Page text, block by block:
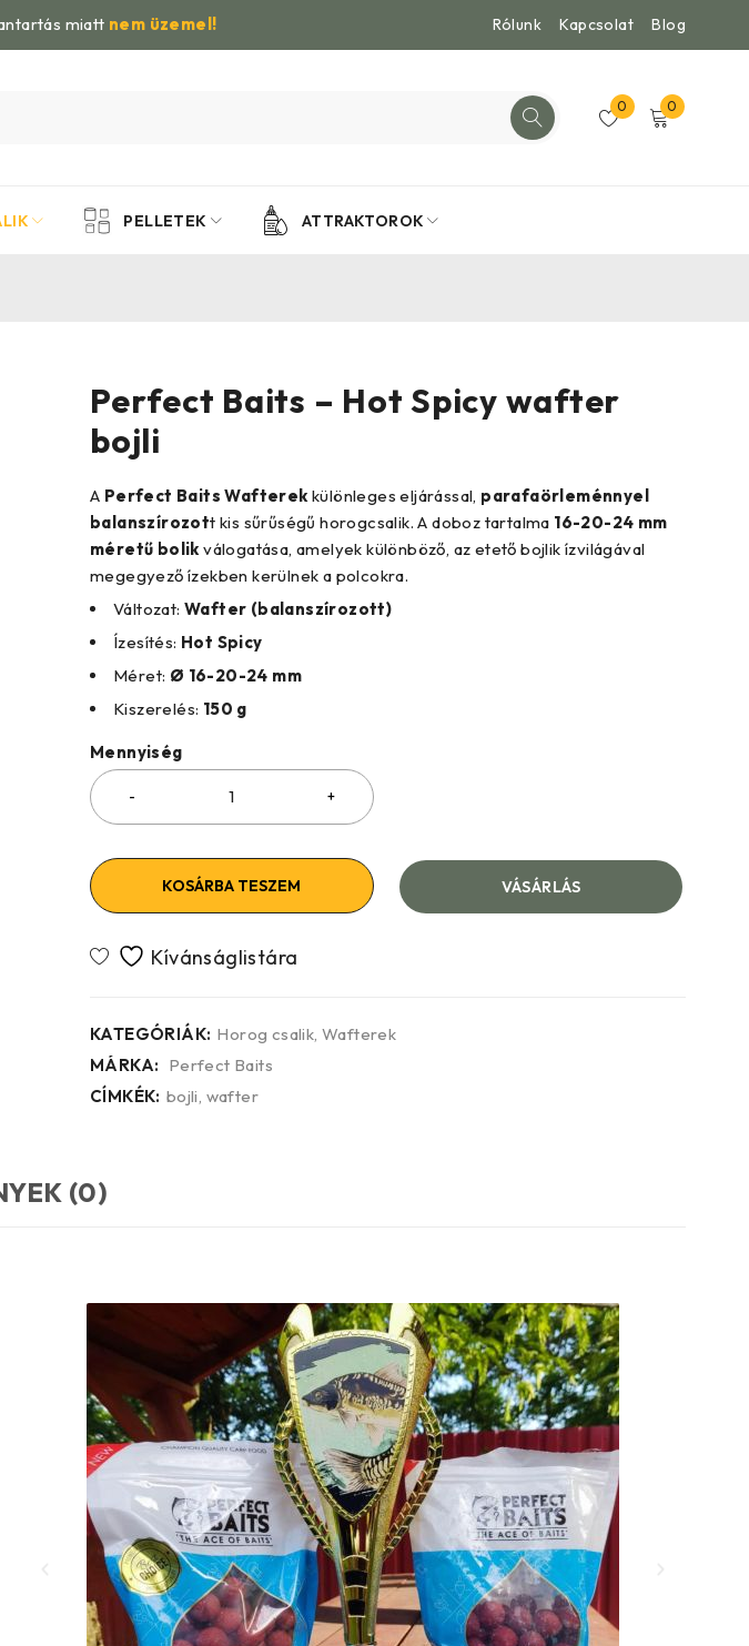
miatt nem üzemel! Rólunk Kapcsolat Blog
0 0
PELLETEK ATTRAKTOROK
Perfect Baits – Hot Spicy wafter
bojli
A Perfect Baits Wafterekkülönleges eljárással, parafaörleménnyel
balanszírozott kis sűrűségű horogcsalik. A doboz tartalma 16-20-24 mm
méretű bolikválogatása, amelyek különböző, az etető bojlik ízvilágával
megegyező ízekben kerülnek a polcokra.
Változat: Wafter (balanszírozott)
Ízesítés: Hot Spicy
Méret: Ø 16-20-24 mm
Kiszerelés: 150 g
Mennyiség
KOSÁRBA TESZEM VÁSÁRLÁS
KATEGÓRIÁK: Horog csalik,Wafterek
MÁRKA: Perfect Baits
CÍMKÉK: bojli, wafter
(0)